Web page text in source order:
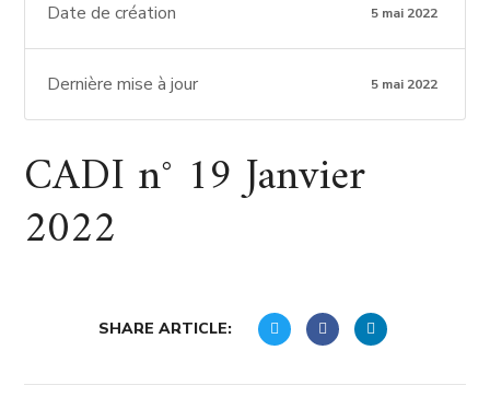
Date de création 5 mai 2022
Dernière mise à jour 5 mai 2022
CADI n° 19 Janvier
2022
SHARE ARTICLE: